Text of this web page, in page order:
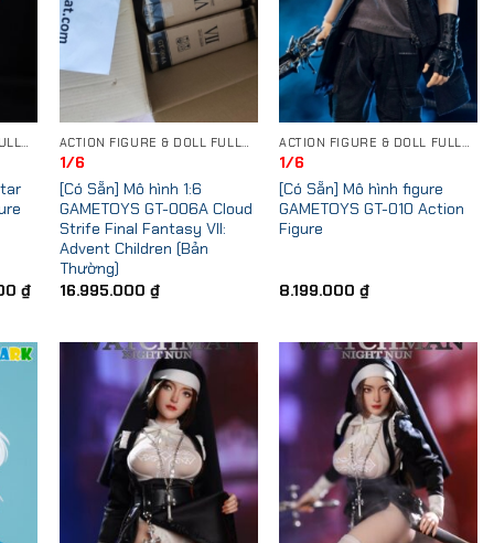
₫Current
1/6
[Có Sẵn] Mô hình 1:6
GAMETOYS GT-006A Cloud
Strife Final Fantasy VII:
Advent Children (Bản
Thường)
16.995.000 ₫
1/6
[Có Sẵn] Mô hình figure
GAMETOYS GT-010 Action
Figure
8.199.000₫
Wishlist
Add to
Wishlist